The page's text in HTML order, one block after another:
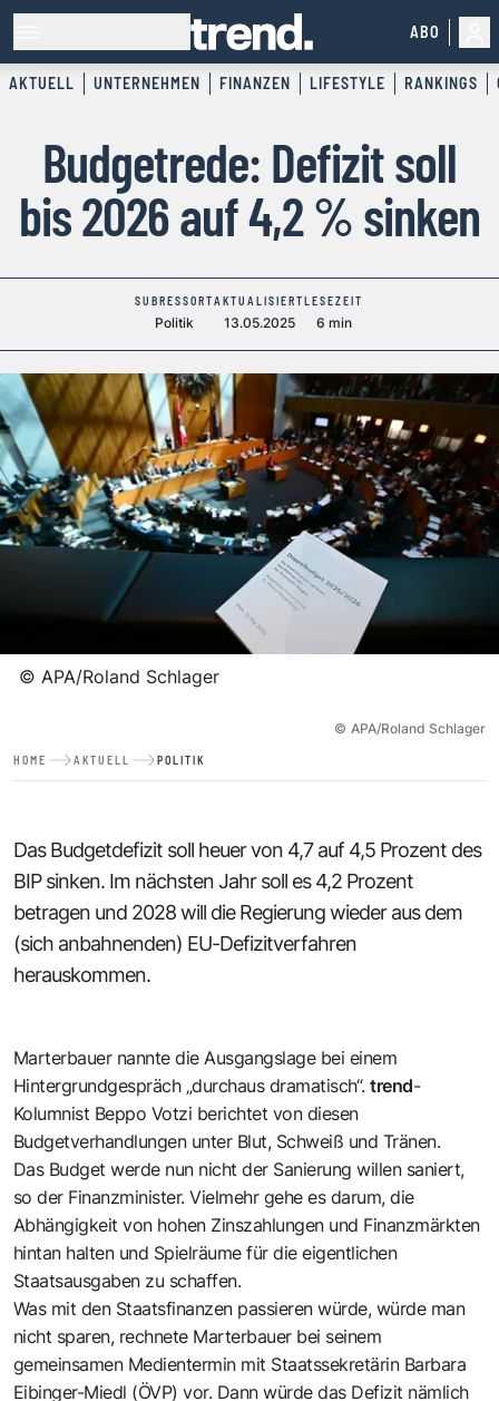
ABO
AKTUELL UNTERNEHMEN FINANZEN LIFESTYLE RANKINGS
Budgetrede: Defizit soll
bis 2026 auf 4,2 % sinken
SUBRESSORT
Politik
AKTUALISIERT
13.05.2025
LESEZEIT
6 min
© APA/Roland Schlager
© APA/Roland Schlager
HOME AKTUELL POLITIK
Das Budgetdefizit soll heuer von 4,7 auf 4,5 Prozent des
BIP sinken. Im nächsten Jahr soll es 4,2 Prozent
betragen und 2028 will die Regierung wieder aus dem
(sich anbahnenden) EU-Defizitverfahren
herauskommen.
Marterbauer nannte die Ausgangslage bei einem
Hintergrundgespräch „durchaus dramatisch“.trend-
Kolumnist Beppo Votzi berichtet von diesen
Budgetverhandlungen unter Blut, Schweiß und Tränen.
Das Budget werde nun nicht der Sanierung willen saniert,
so der Finanzminister. Vielmehr gehe es darum, die
Abhängigkeit von hohen Zinszahlungen und Finanzmärkten
hintan halten und Spielräume für die eigentlichen
Staatsausgaben zu schaffen.
Was mit den Staatsfinanzen passieren würde, würde man
nicht sparen, rechnete Marterbauer bei seinem
gemeinsamen Medientermin mit Staatssekretärin Barbara
Eibinger-Miedl (ÖVP) vor. Dann würde das Defizit nämlich